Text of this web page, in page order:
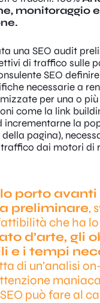
monitoraggio e
una SEO audit
di traffico sulle
SEO
necessarie a
per una o
come la link
incrementarne la
pagina),
dai motori di
lo porto avanti
preliminare,
che ha
d’arte, gli
e i tempi
di un’analisi
può fare al